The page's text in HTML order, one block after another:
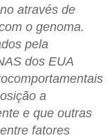
através de
o genoma.
pela
dos EUA
a
e que outras
fatores